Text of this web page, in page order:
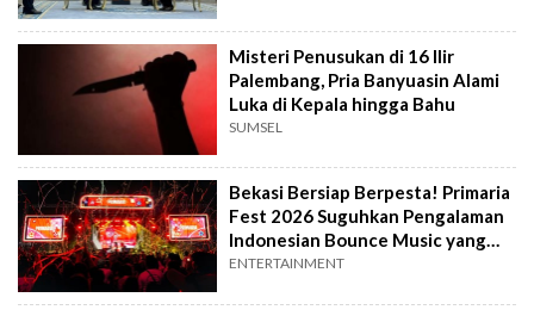
Misteri Penusukan di 16 Ilir
Palembang, Pria Banyuasin Alami
Luka di Kepala hingga Bahu
SUMSEL
Bekasi Bersiap Berpesta! Primaria
Fest 2026 Suguhkan Pengalaman
Indonesian Bounce Music yang
Berbeda
ENTERTAINMENT